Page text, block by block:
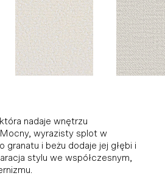
nadaje wnętrzu
wyrazisty splot w
granatu i beżu dodaje jej głębi i
stylu we współczesnym,